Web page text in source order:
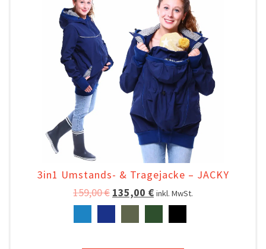
3in1 Umstands- & Tragejacke – JACKY
159,00€ 135,00 € inkl. MwSt.